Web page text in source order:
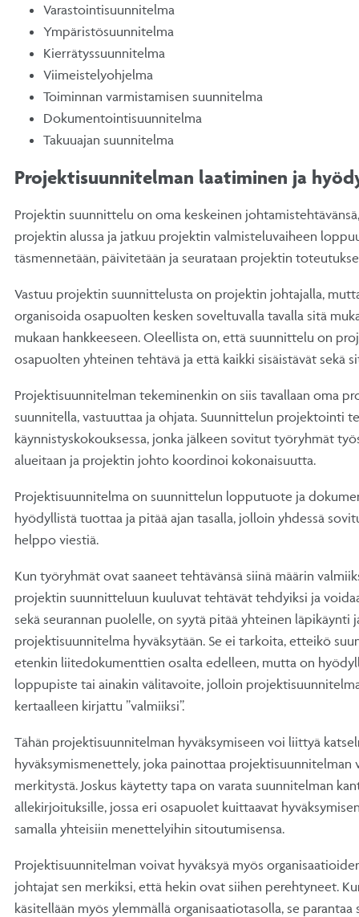
Varastointisuunnitelma
Ympäristösuunnitelma
Kierrätyssuunnitelma
Viimeistelyohjelma
Toiminnan varmistamisen suunnitelma
Dokumentointisuunnitelma
Takuuajan suunnitelma
Projektisuunnitelman laatiminen ja
Projektin suunnittelu on oma keskeinen
projektin alussa ja jatkuu projektin valmisteluvaiheen
täsmennetään, päivitetään ja seurataan projektin
Vastuu projektin suunnittelusta on projektin johtajalla,
organisoida osapuolten kesken soveltuvalla tavalla sitä
mukaan hankkeeseen. Oleellista on, että suunnittelu on
osapuolten yhteinen tehtävä ja että kaikki sisäistävät sekä
Projektisuunnitelman tekeminenkin on siis tavallaan oma
suunnitella, vastuuttaa ja ohjata. Suunnittelun projektointi
käynnistyskokouksessa, jonka jälkeen sovitut työryhmät
alueitaan ja projektin johto koordinoi kokonaisuutta.
Projektisuunnitelma on suunnittelun lopputuote ja
hyödyllistä tuottaa ja pitää ajan tasalla, jolloin yhdessä
helppo viestiä.
Kun työryhmät ovat saaneet tehtävänsä siinä määrin
projektin suunnitteluun kuuluvat tehtävät tehdyiksi ja
sekä seurannan puolelle, on syytä pitää yhteinen läpikäynti
projektisuunnitelma hyväksytään. Se ei tarkoita, etteikö
etenkin liitedokumenttien osalta edelleen, mutta on
loppupiste tai ainakin välitavoite, jolloin
kertaalleen kirjattu ”valmiiksi”.
Tähän projektisuunnitelman hyväksymiseen voi liittyä
hyväksymismenettely, joka painottaa projektisuunnitelman
merkitystä. Joskus käytetty tapa on varata suunnitelman
allekirjoituksille, jossa eri osapuolet kuittaavat
samalla yhteisiin menettelyihin sitoutumisensa.
Projektisuunnitelman voivat hyväksyä myös
johtajat sen merkiksi, että hekin ovat siihen perehtyneet.
käsitellään myös ylemmällä organisaatiotasolla, se parantaa